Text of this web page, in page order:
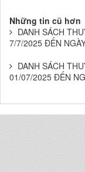
Những tin cũ hơn
DANH SÁCH
7/7/2025 ĐẾN
DANH SÁCH
01/07/2025 ĐẾN